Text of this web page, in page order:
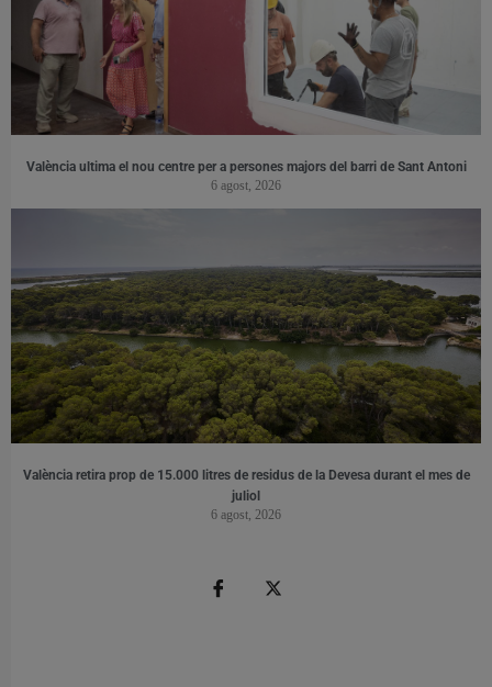
València ultima el nou centre per a persones majors del barri de Sant Antoni
6 agost, 2026
València retira prop de 15.000 litres de residus de la Devesa durant el mes de
juliol
6 agost, 2026